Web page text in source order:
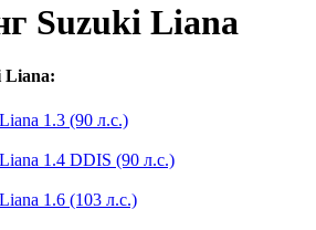
Suzuki Liana
Liana: